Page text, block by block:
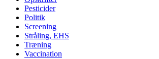
Pesticider
Politik
Screening
Stråling, EHS
Træning
Vaccination